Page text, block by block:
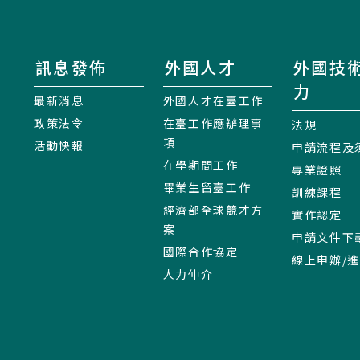
訊息發佈
最新消息
政策法令
活動快報
外國人才
外國人才在臺工作
在臺工作應辦理事
項
在學期間工作
畢業生留臺工作
經濟部全球競才方
案
國際合作協定
人力仲介
外國技
力
法規
申請流程及
專業證照
訓練課程
實作認定
申請文件下
線上申辦/